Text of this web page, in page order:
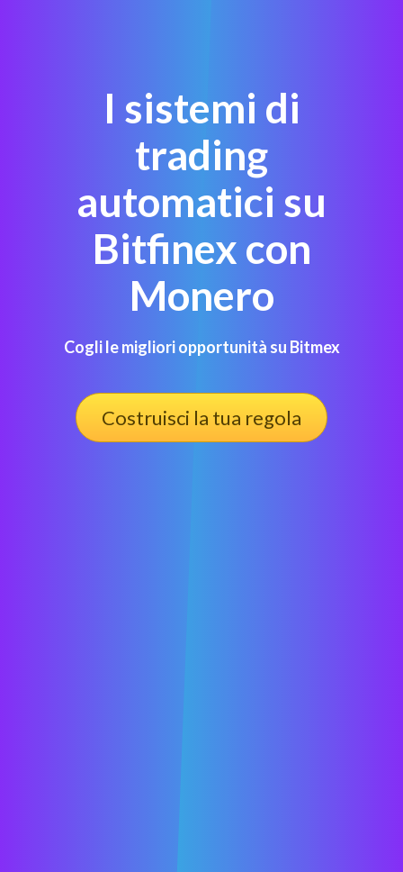
I sistemi di
trading
automatici su
Bitfinex con
Monero
Cogli le migliori opportunità su Bitmex
Costruisci la tua regola